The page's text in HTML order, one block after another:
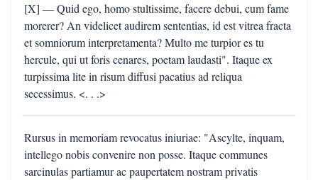
[X] — Quid ego, homo stultissime, facere debui, cum fame
morerer? An videlicet audirem sententias, id est vitrea fracta
et somniorum interpretamenta? Multo me turpior es tu
hercule, qui ut foris cenares, poetam laudasti". Itaque ex
turpissima lite in risum diffusi pacatius ad reliqua
secessimus. <. . .>
Rursus in memoriam revocatus iniuriae: "Ascylte, inquam,
intellego nobis convenire non posse. Itaque communes
sarcinulas partiamur ac paupertatem nostram privatis